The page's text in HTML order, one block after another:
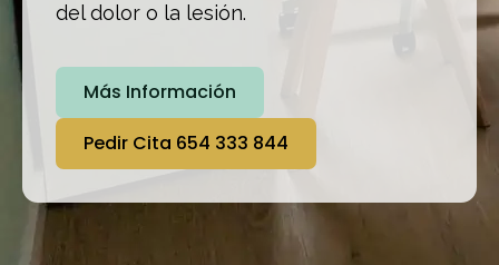
del dolor o la lesión.
Más Información
Pedir Cita 654 333 844